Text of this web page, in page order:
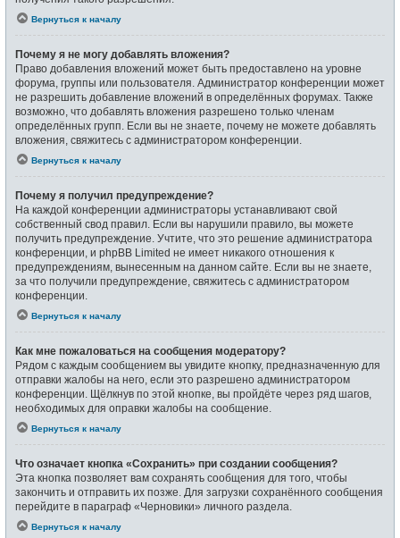
Вернуться к началу
Почему я не могу добавлять вложения?
Право добавления вложений может быть предоставлено на уровне
форума, группы или пользователя. Администратор конференции может
не разрешить добавление вложений в определённых форумах. Также
возможно, что добавлять вложения разрешено только членам
определённых групп. Если вы не знаете, почему не можете добавлять
вложения, свяжитесь с администратором конференции.
Вернуться к началу
Почему я получил предупреждение?
На каждой конференции администраторы устанавливают свой
собственный свод правил. Если вы нарушили правило, вы можете
получить предупреждение. Учтите, что это решение администратора
конференции, и phpBB Limited не имеет никакого отношения к
предупреждениям, вынесенным на данном сайте. Если вы не знаете,
за что получили предупреждение, свяжитесь с администратором
конференции.
Вернуться к началу
Как мне пожаловаться на сообщения модератору?
Рядом с каждым сообщением вы увидите кнопку, предназначенную для
отправки жалобы на него, если это разрешено администратором
конференции. Щёлкнув по этой кнопке, вы пройдёте через ряд шагов,
необходимых для оправки жалобы на сообщение.
Вернуться к началу
Что означает кнопка «Сохранить» при создании сообщения?
Эта кнопка позволяет вам сохранять сообщения для того, чтобы
закончить и отправить их позже. Для загрузки сохранённого сообщения
перейдите в параграф «Черновики» личного раздела.
Вернуться к началу